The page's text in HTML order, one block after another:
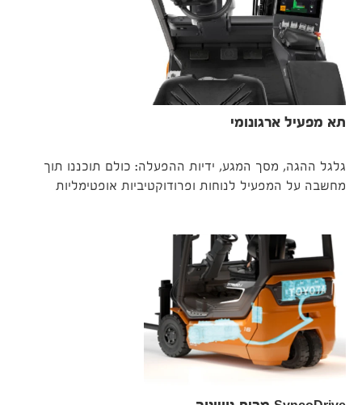
תא מפעיל ארגונומי
גלגל ההגה, מסך המגע, ידיות ההפעלה: כולם תוכננו תוך
מחשבה על המפעיל לנוחות ופרודוקטיביות אופטימליות